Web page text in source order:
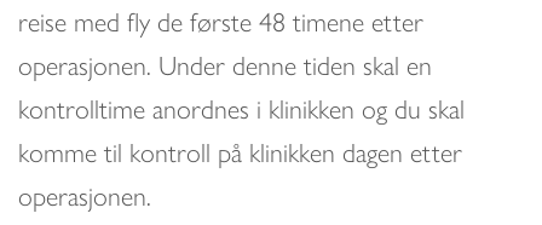
reise med fly de første 48 timene etter
operasjonen. Under denne tiden skal en
kontrolltime anordnes i klinikken og du skal
komme til kontroll på klinikken dagen etter
operasjonen.